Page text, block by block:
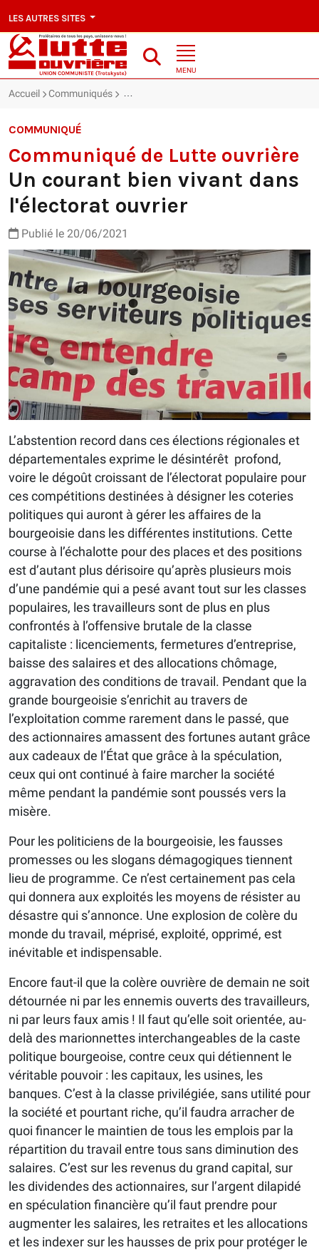
LES AUTRES SITES
MENU
Accueil Communiqués Un courant bien vivant dans l'électorat
COMMUNIQUÉ
Communiqué de Lutte ouvrière
Un courant bien vivant dans
l'électorat ouvrier
Publié le 20/06/2021
L’abstention record dans ces élections régionales et
départementales exprime le désintérêt profond,
voire le dégoût croissant de l’électorat populaire pour
ces compétitions destinées à désigner les coteries
politiques qui auront à gérer les affaires de la
bourgeoisie dans les différentes institutions. Cette
course à l’échalotte pour des places et des positions
est d’autant plus dérisoire qu’après plusieurs mois
d’une pandémie qui a pesé avant tout sur les classes
populaires, les travailleurs sont de plus en plus
confrontés à l’offensive brutale de la classe
capitaliste : licenciements, fermetures d’entreprise,
baisse des salaires et des allocations chômage,
aggravation des conditions de travail. Pendant que la
grande bourgeoisie s’enrichit au travers de
l’exploitation comme rarement dans le passé, que
des actionnaires amassent des fortunes autant grâce
aux cadeaux de l’État que grâce à la spéculation,
ceux qui ont continué à faire marcher la société
même pendant la pandémie sont poussés vers la
misère.
Pour les politiciens de la bourgeoisie, les fausses
promesses ou les slogans démagogiques tiennent
lieu de programme. Ce n’est certainement pas cela
qui donnera aux exploités les moyens de résister au
désastre qui s’annonce. Une explosion de colère du
monde du travail, méprisé, exploité, opprimé, est
inévitable et indispensable.
Encore faut-il que la colère ouvrière de demain ne soit
détournée ni par les ennemis ouverts des travailleurs,
ni par leurs faux amis ! Il faut qu’elle soit orientée, au-
delà des marionnettes interchangeables de la caste
politique bourgeoise, contre ceux qui détiennent le
véritable pouvoir : les capitaux, les usines, les
banques. C’est à la classe privilégiée, sans utilité pour
la société et pourtant riche, qu’il faudra arracher de
quoi financer le maintien de tous les emplois par la
répartition du travail entre tous sans diminution des
salaires. C’est sur les revenus du grand capital, sur
les dividendes des actionnaires, sur l’argent dilapidé
en spéculation financière qu’il faut prendre pour
augmenter les salaires, les retraites et les allocations
et les indexer sur les hausses de prix pour protéger le